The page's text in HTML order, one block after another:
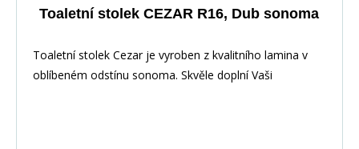
Toaletní stolek CEZAR R16, Dub sonoma
Toaletní stolek Cezar je vyroben z kvalitního lamina v
oblíbeném odstínu sonoma. Skvěle doplní Vaši